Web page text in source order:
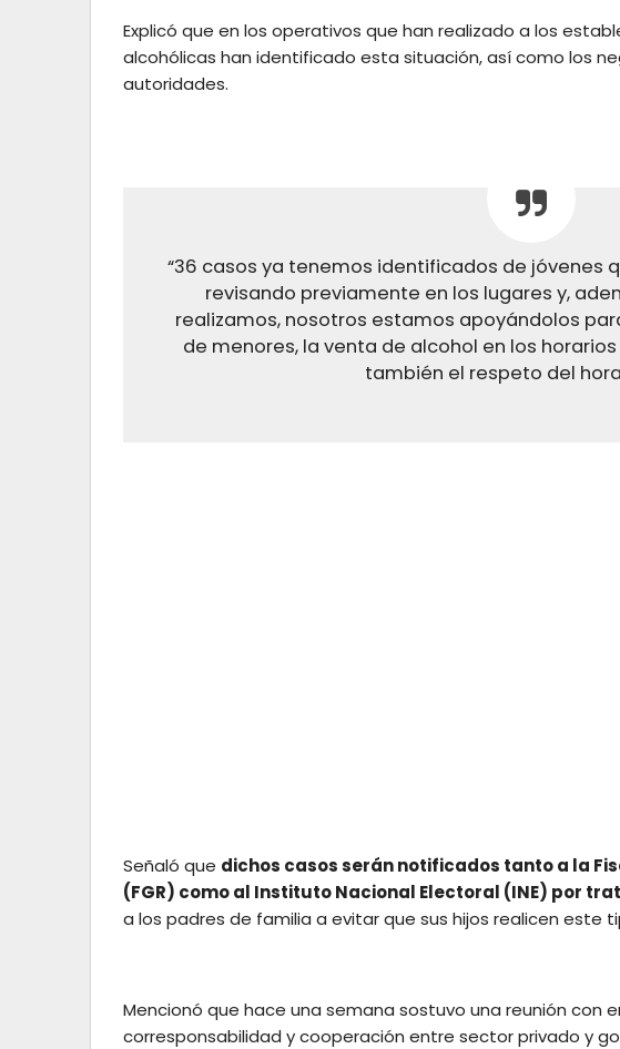
Explicó que en los operativos que han realizado a los
alcohólicas han identificado esta situación, así como los
autoridades.
“36 casos ya tenemos identificados de jóvenes
revisando previamente en los lugares y,
realizamos, nosotros estamos apoyándolos
de menores, la venta de alcohol en los
también el respeto del
Señaló que dichos casos serán notificados tanto a la
(FGR) como al Instituto Nacional Electoral (INE) por
a los padres de familia a evitar que sus hijos realicen este
Mencionó que hace una semana sostuvo una reunión con
corresponsabilidad y cooperación entre sector privado y